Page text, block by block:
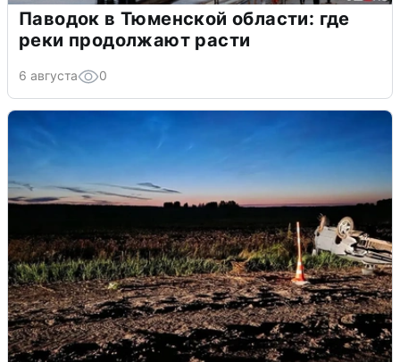
Паводок в Тюменской области: где
реки продолжают расти
6 августа 0